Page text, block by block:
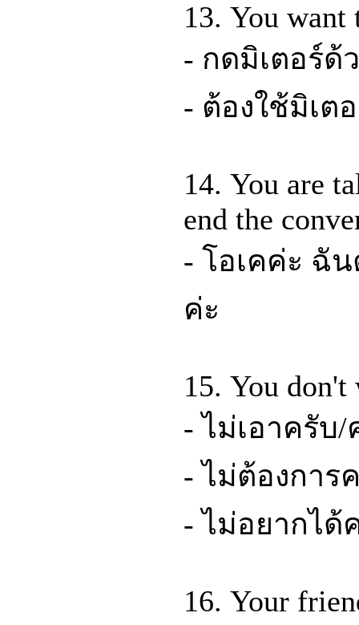
13. You want
- กดมิเตอร์ด้
- ต้องใช้มิเต
14. You are
end the
- โอเคค่ะ ฉั
ค่ะ
15. You
- ไม่เอาครับ/
- ไม่ต้องการ
- ไม่อยากได้
16. Your